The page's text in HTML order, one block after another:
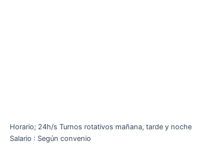
Horario; 24h/s Turnos rotativos mañana, tarde y noche
Salario : Según convenio